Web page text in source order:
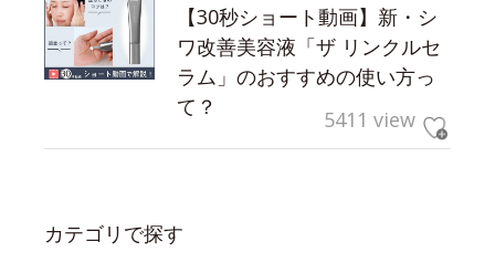
【30秒ショート動画】新・シ
ワ改善美容液「ザ リンクルセ
ラム」のおすすめの使い方っ
て？
5411 view
カテゴリで探す